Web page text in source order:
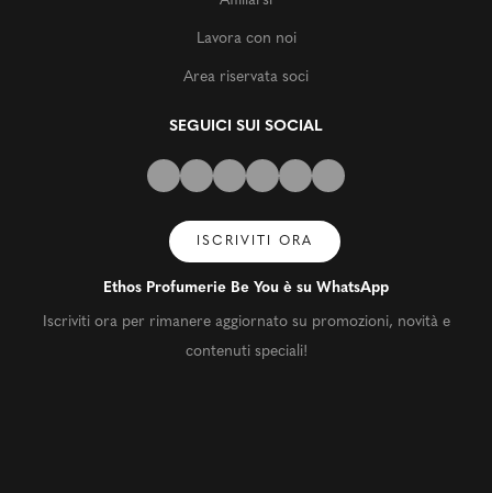
Lavora con noi
Area riservata soci
SEGUICI SUI SOCIAL
ISCRIVITI ORA
Ethos Profumerie Be You è su WhatsApp
Iscriviti ora per rimanere aggiornato su promozioni, novità e
contenuti speciali!